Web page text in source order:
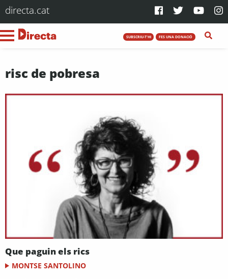
directa.cat
SUBSCRIU-T'HI FES UNA DONACIÓ
risc de pobresa
Que paguin els rics
MONTSE SANTOLINO